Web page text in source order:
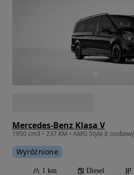
Mercedes-Benz Klasa V
Wyróżnione
1 km Diesel